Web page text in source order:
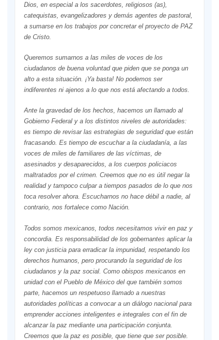
Dios, en especial a los sacerdotes, religiosos (as),
catequistas, evangelizadores y demás agentes de pastoral,
a sumarse en los trabajos por concretar el proyecto de PAZ
de Cristo.
Queremos sumarnos a las miles de voces de los
ciudadanos de buena voluntad que piden que se ponga un
alto a esta situación. ¡Ya basta! No podemos ser
indiferentes ni ajenos a lo que nos está afectando a todos.
Ante la gravedad de los hechos, hacemos un llamado al
Gobierno Federal y a los distintos niveles de autoridades:
es tiempo de revisar las estrategias de seguridad que están
fracasando. Es tiempo de escuchar a la ciudadanía, a las
voces de miles de familiares de las víctimas, de
asesinados y desaparecidos, a los cuerpos policiacos
maltratados por el crimen. Creemos que no es útil negar la
realidad y tampoco culpar a tiempos pasados de lo que nos
toca resolver ahora. Escucharnos no hace débil a nadie, al
contrario, nos fortalece como Nación.
Todos somos mexicanos, todos necesitamos vivir en paz y
concordia. Es responsabilidad de los gobernantes aplicar la
ley con justicia para erradicar la impunidad, respetando los
derechos humanos, pero procurando la seguridad de los
ciudadanos y la paz social. Como obispos mexicanos en
unidad con el Pueblo de México del que también somos
parte, hacemos un respetuoso llamado a nuestras
autoridades políticas a convocar a un diálogo nacional para
emprender acciones inteligentes e integrales con el fin de
alcanzar la paz mediante una participación conjunta.
Creemos que la paz es posible, que tiene que ser posible.